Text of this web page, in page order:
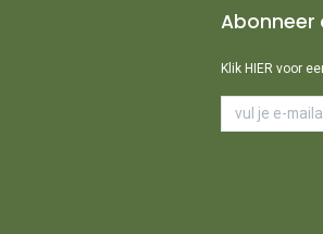
Abonneer
Klik HIER voor